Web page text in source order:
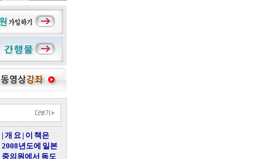
| 개 요 | 이 책은
2008년도에 일본
중의원에서 독도